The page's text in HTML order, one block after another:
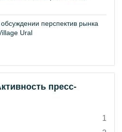
перспектив рынка
Ural
пресс-
1